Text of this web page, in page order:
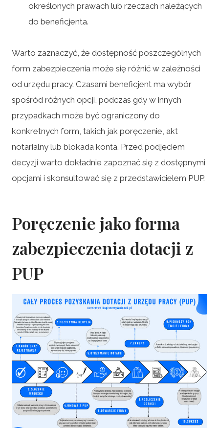
określonych prawach lub rzeczach należących
do beneficjenta.
Warto zaznaczyć, że dostępność poszczególnych
form zabezpieczenia może się różnić w zależności
od urzędu pracy. Czasami beneficjent ma wybór
spośród różnych opcji, podczas gdy w innych
przypadkach może być ograniczony do
konkretnych form, takich jak poręczenie, akt
notarialny lub blokada konta. Przed podjęciem
decyzji warto dokładnie zapoznać się z dostępnymi
opcjami i skonsultować się z przedstawicielem PUP.
Poręczenie jako forma
zabezpieczenia dotacji z
PUP